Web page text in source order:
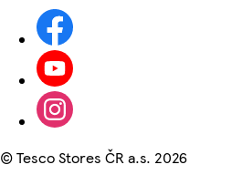
©Tesco Stores ČR a.s. 2026